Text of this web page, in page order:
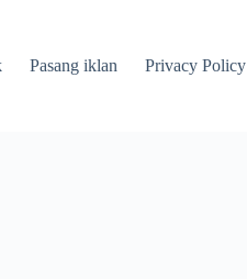
Pasang iklan Privacy Policy